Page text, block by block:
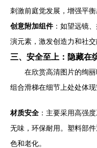
刺激前庭觉发展，增强平衡
创意附加组件：如望远镜
演元素，激发创造力和社交
三、安全至上：隐藏在
在欣赏高清图片的绚
组合滑梯在细节上处处体现
材质安全 ：主要采用高强
无味，环保耐用。塑料部
色和老化。